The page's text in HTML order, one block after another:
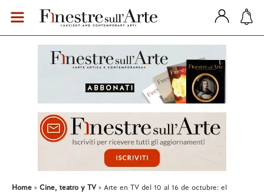
Home Cine, teatro y TV
Arte en TV del 10 al 16 de octubre: el